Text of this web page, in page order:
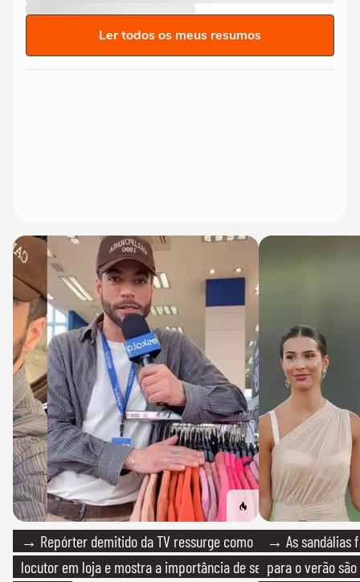
Ler todos os meus resumos
→ Repórter demitido da TV ressurge como
locutor em loja e mostra a importância de ser
→ As sandálias
para o verão